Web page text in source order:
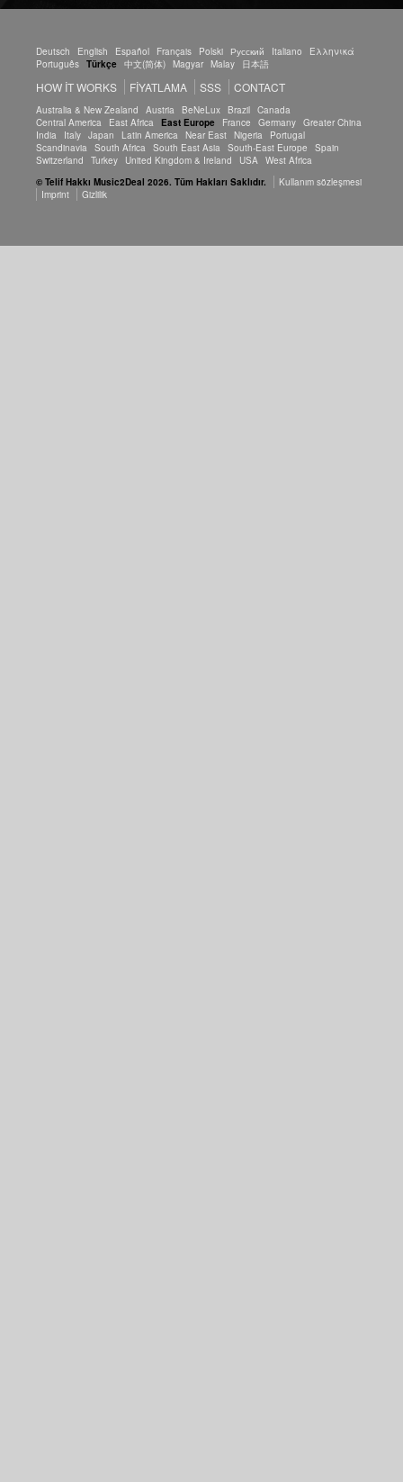
Deutsch English Español Français Polski Русский Italiano
Ελληνικά
Português Türkçe 中文(简体) Magyar Malay 日本語
HOW IT WORKS FIYATLAMA SSS CONTACT
Australia & New Zealand Austria BeNeLux Brazil Canada
Central America
East Africa East Europe France Germany Greater China
India
Italy Japan Latin America Near East Nigeria
Portugal
Scandinavia
South Africa South East Asia South-East Europe
Spain
Switzerland
Turkey United Kingdom & Ireland USA
West Africa
© Telif Hakkı Music2Deal 2026. Tüm Hakları Saklıdır.
Kullanım sözleşmesi
Imprint
Gizlilik